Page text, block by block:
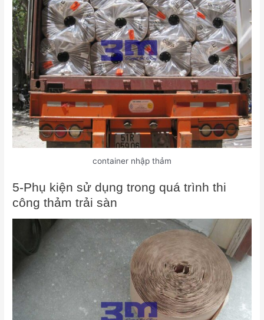
container nhập thảm
5-Phụ kiện sử dụng trong quá trình thi
công thảm trải sàn